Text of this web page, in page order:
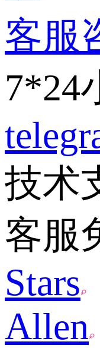
客服
7*24
技术
客服
Stars
Allen